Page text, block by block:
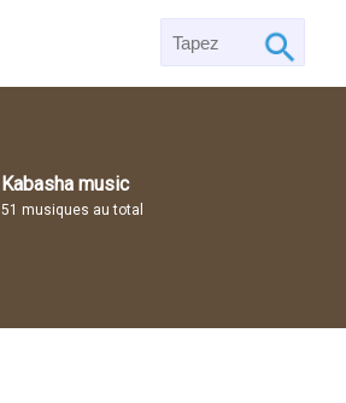
Kabasha music
51 musiques au total